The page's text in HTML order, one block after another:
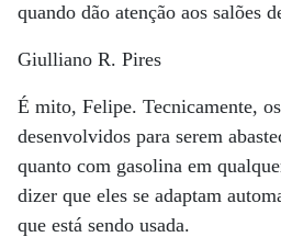
quando dão atenção aos salões
Giulliano R. Pires
É mito, Felipe. Tecnicamente,
desenvolvidos para serem
quanto com gasolina em
dizer que eles se adaptam
que está sendo usada.